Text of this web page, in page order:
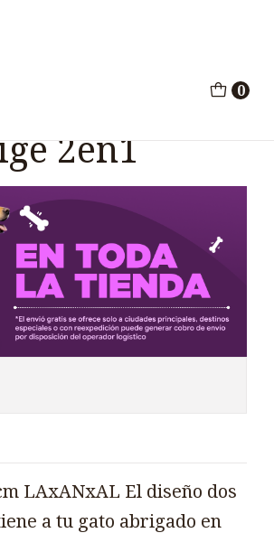
0
Rogz
2en1
LAxANxAL El diseño dos
a tu gato abrigado en